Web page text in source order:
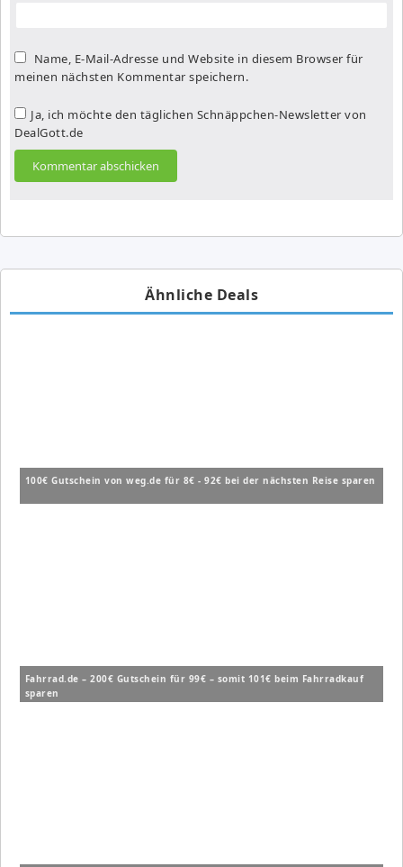
Name, E-Mail-Adresse und Website in diesem Browser für
meinen nächsten Kommentar speichern.
Ja, ich möchte den täglichen Schnäppchen-Newsletter von
DealGott.de
Ähnliche Deals
100€ Gutschein von weg.de für 8€ - 92€ bei der nächsten Reise sparen
Fahrrad.de – 200€ Gutschein für 99€ – somit 101€ beim Fahrradkauf
sparen